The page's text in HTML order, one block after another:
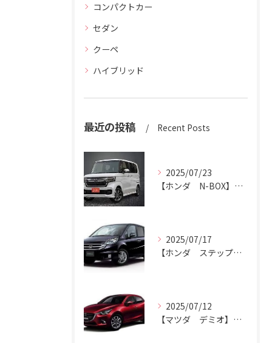
コンパクトカー
セダン
クーペ
ハイブリッド
最近の投稿 Recent Posts
2025/07/23
【ホンダ N-BOX】N-BOXをハッピーカーズ市原中央店にお売りください。
2025/07/17
【ホンダ ステップワゴン】ハッピーカーズ市原中央店がステップワゴン買取ります。
2025/07/12
【マツダ デミオ】デミオの買取りはハッピーカーズ市原中央店におまかせ。